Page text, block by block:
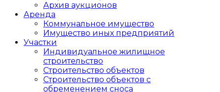
Архив аукционов
Аренда
Коммунальное имущество
Имущество иных предприятий
Участки
Индивидуальное жилищное
строительство
Строительство объектов
Cтроительство объектов с
обременением сноса